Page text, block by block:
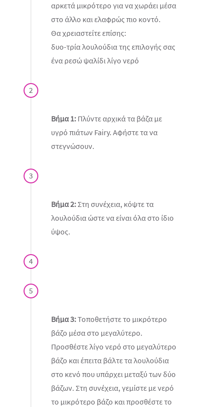
αρκετά μικρότερο για να χωράει μέσα
στο άλλο και ελαφρώς πιο κοντό.
Θα χρειαστείτε επίσης:
δυο-τρία λουλούδια της επιλογής σας
ένα ρεσώ ψαλίδι λίγο νερό
2
Βήμα 1: Πλύντε αρχικά τα βάζα με
υγρό πιάτων Fairy. Αφήστε τα να
στεγνώσουν.
3
Βήμα 2:Στη συνέχεια, κόψτε τα
λουλούδια ώστε να είναι όλα στο ίδιο
ύψος.
4
5
Βήμα 3:Τοποθετήστε το μικρότερο
βάζο μέσα στο μεγαλύτερο.
Προσθέστε λίγο νερό στο μεγαλύτερο
βάζο και έπειτα βάλτε τα λουλούδια
στο κενό που υπάρχει μεταξύ των δύο
βάζων. Στη συνέχεια, γεμίστε με νερό
το μικρότερο βάζο και προσθέστε το